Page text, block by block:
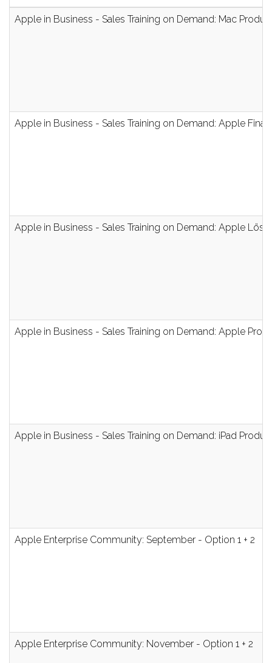
Apple in Business - Sales Training on Demand: Mac
Apple in Business - Sales Training on Demand: Apple
Apple in Business - Sales Training on Demand: Apple
Apple in Business - Sales Training on Demand: Apple
Apple in Business - Sales Training on Demand: iPad
Apple Enterprise Community: September - Option 1 + 2
Apple Enterprise Community: November - Option 1 + 2